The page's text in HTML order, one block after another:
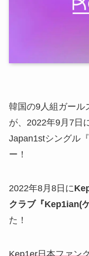
韓国の9人組ガール
が、2022年9月7日
Japan1stシングル
ー！
2022年8月8日に
クラブ『Kep1ian(
た！
Kep1er日本ファン